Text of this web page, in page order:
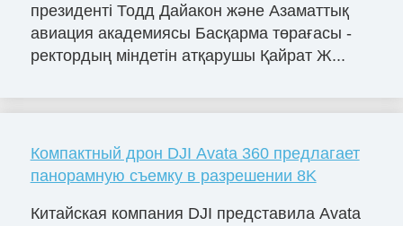
президенті Тодд Дайакон және Азаматтық
авиация академиясы Басқарма төрағасы -
ректордың міндетін атқарушы Қайрат Ж...
Компактный дрон DJI Avata 360 предлагает
панорамную съемку в разрешении 8K
Китайская компания DJI представила Avata